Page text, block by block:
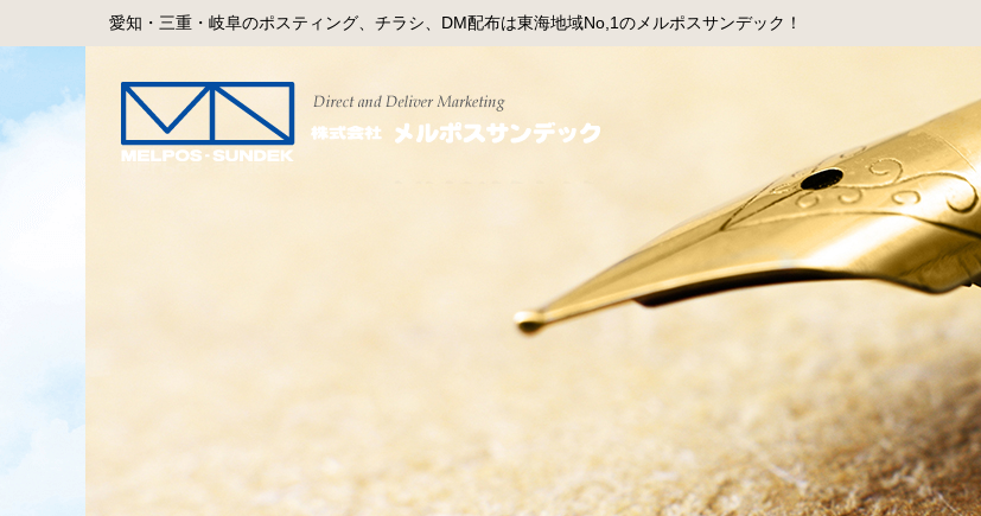
愛知・三重・岐阜のポスティング、チラシ、DM配布は東海地域No,1のメルポスサンデック！